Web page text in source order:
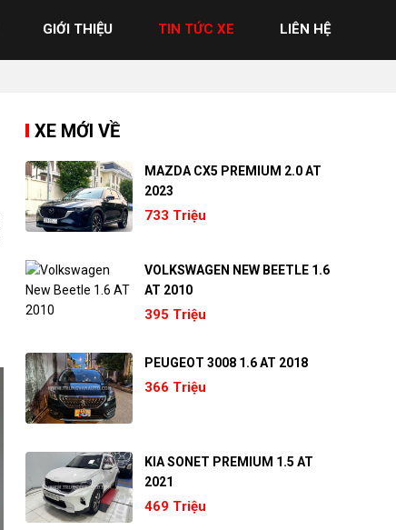
GIỚI THIỆU TIN TỨC XE LIÊN HỆ
XE MỚI VỀ
MAZDA CX5 PREMIUM 2.0 AT
2023
733 Triệu
VOLKSWAGEN NEW BEETLE 1.6
AT 2010
395 Triệu
PEUGEOT 3008 1.6 AT 2018
366 Triệu
KIA SONET PREMIUM 1.5 AT
2021
469 Triệu